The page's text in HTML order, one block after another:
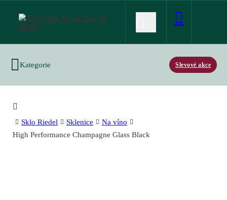
Kategorie Slevové akce
Sklo Riedel Sklenice
Na víno
High Performance Champagne Glass Black